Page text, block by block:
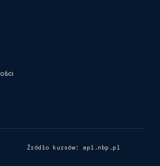
Źródło kursów: api.nbp.pl